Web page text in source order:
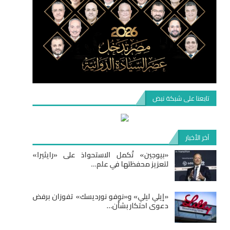
تابعنا على شبكة نبض
آخر الأخبار
«بيوجين» تُكمل الاستحواذ على «رايثيرا»
لتعزيز محفظتها في علم…
«إيلي ليلي» و«نوفو نورديسك» تفوزان برفض
دعوى احتكار بشأن…